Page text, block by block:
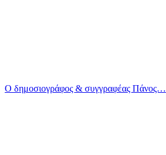
Ο δημοσιογράφος & συγγραφέας Πάνος…